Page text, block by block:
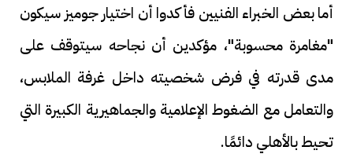
أما بعض الخبراء الفنيين فأكدوا أن اختيار جوميز سيكون
"مغامرة محسوبة"، مؤكدين أن نجاحه سيتوقف على
مدى قدرته في فرض شخصيته داخل غرفة الملابس،
والتعامل مع الضغوط الإعلامية والجماهيرية الكبيرة التي
تحيط بالأهلي دائمًا.